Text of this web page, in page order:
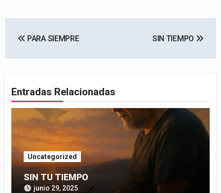
de
PARA SIEMPRE SIN TIEMPO
Entradas Relacionadas
Uncategorized
SIN TU TIEMPO
junio 29, 2025